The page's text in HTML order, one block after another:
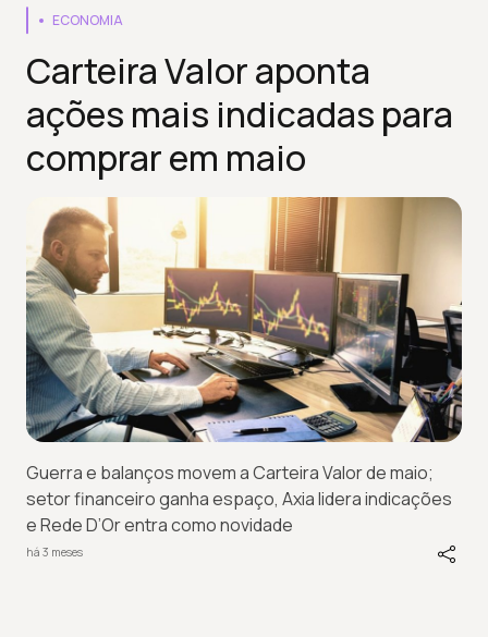
ECONOMIA
Carteira Valor aponta
ações mais indicadas para
comprar em maio
Guerra e balanços movem a Carteira Valor de maio;
setor financeiro ganha espaço, Axia lidera indicações
e Rede D’Or entra como novidade
há 3 meses